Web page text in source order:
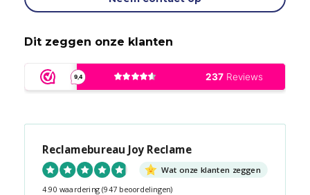
Dit zeggen onze klanten
Reclamebureau Joy Reclame
Wat onze klanten zeggen
4.90 waardering (947 beoordelingen)